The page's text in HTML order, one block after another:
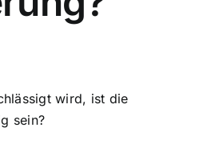
wird, ist die
sein?